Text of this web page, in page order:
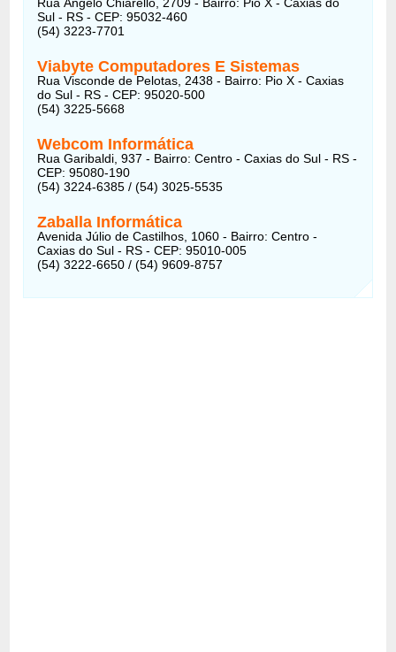
Sul - RS - CEP: 95032-460
(54) 3223-7701
Viabyte Computadores E Sistemas
Rua Visconde de Pelotas, 2438 - Bairro: Pio X - Caxias
do Sul - RS - CEP: 95020-500
(54) 3225-5668
Webcom Informática
Rua Garibaldi, 937 - Bairro: Centro - Caxias do Sul - RS -
CEP: 95080-190
(54) 3224-6385 / (54) 3025-5535
Zaballa Informática
Avenida Júlio de Castilhos, 1060 - Bairro: Centro -
Caxias do Sul - RS - CEP: 95010-005
(54) 3222-6650 / (54) 9609-8757